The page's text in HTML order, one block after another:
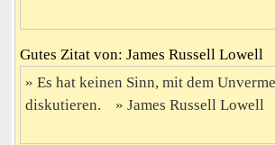
Gutes Zitat von: James Russell Lowell
Es hat keinen Sinn, mit dem
diskutieren.
James Russell Lowell